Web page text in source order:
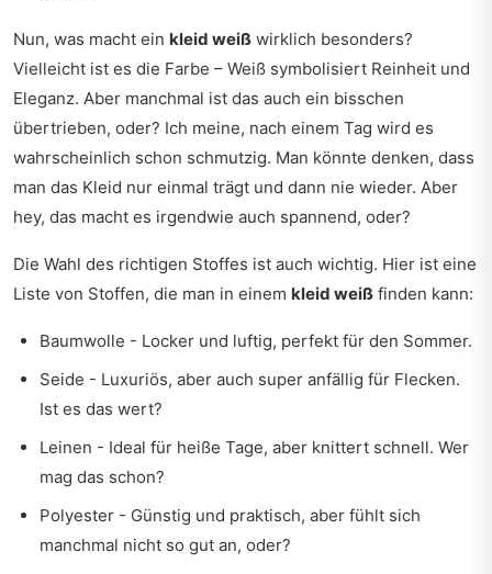
Nun, was macht ein kleid weiß wirklich besonders?
Vielleicht ist es die Farbe – Weiß symbolisiert Reinheit und
Eleganz. Aber manchmal ist das auch ein bisschen
übertrieben, oder? Ich meine, nach einem Tag wird es
wahrscheinlich schon schmutzig. Man könnte denken, dass
man das Kleid nur einmal trägt und dann nie wieder. Aber
hey, das macht es irgendwie auch spannend, oder?
Die Wahl des richtigen Stoffes ist auch wichtig. Hier ist eine
Liste von Stoffen, die man in einem kleid weiß finden kann:
Baumwolle - Locker und luftig, perfekt für den Sommer.
Seide - Luxuriös, aber auch super anfällig für Flecken.
Ist es das wert?
Leinen - Ideal für heiße Tage, aber knittert schnell. Wer
mag das schon?
Polyester - Günstig und praktisch, aber fühlt sich
manchmal nicht so gut an, oder?